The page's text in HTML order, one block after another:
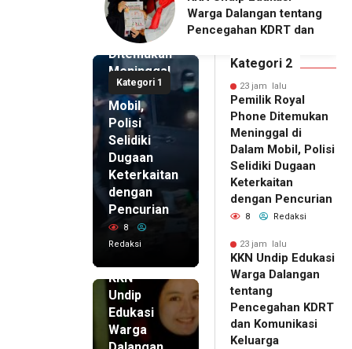
Pengelola BUMDes
Dalangan dengan Pola
Kategori 1
Royal
Phone
Ditemukan
Meninggal
di Dalam
Mobil,
Polisi
Selidiki
Dugaan
Keterkaitan
dengan
Pencurian
8
Redaksi
KKN
Undip
Edukasi
Warga
Kategori 2
23 jam lalu
Pemilik Royal
Phone Ditemukan
Meninggal di
Dalam Mobil, Polisi
Selidiki Dugaan
Keterkaitan
dengan Pencurian
8 Redaksi
23 jam lalu
KKN Undip Edukasi
Warga Dalangan
tentang
Pencegahan KDRT
dan Komunikasi
Keluarga